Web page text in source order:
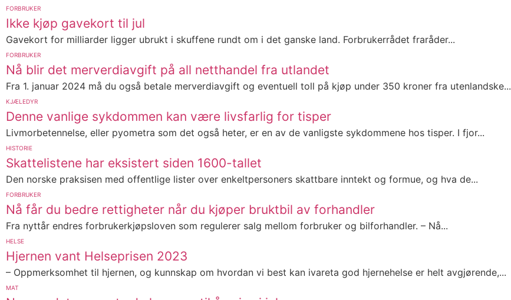
FORBRUKER
Ikke kjøp gavekort til jul
Gavekort for milliarder ligger ubrukt i skuffene rundt om i det ganske land. Forbrukerrådet fraråder...
FORBRUKER
Nå blir det merverdiavgift på all netthandel fra utlandet
Fra 1. januar 2024 må du også betale merverdiavgift og eventuell toll på kjøp under 350 kroner fra utenlandske...
KJÆLEDYR
Denne vanlige sykdommen kan være livsfarlig for tisper
Livmorbetennelse, eller pyometra som det også heter, er en av de vanligste sykdommene hos tisper. I fjor...
HISTORIE
Skattelistene har eksistert siden 1600-tallet
Den norske praksisen med offentlige lister over enkeltpersoners skattbare inntekt og formue, og hva de...
FORBRUKER
Nå får du bedre rettigheter når du kjøper bruktbil av forhandler
Fra nyttår endres forbrukerkjøpsloven som regulerer salg mellom forbruker og bilforhandler. – Nå...
HELSE
Hjernen vant Helseprisen 2023
– Oppmerksomhet til hjernen, og kunnskap om hvordan vi best kan ivareta god hjernehelse er helt avgjørende,...
MAT